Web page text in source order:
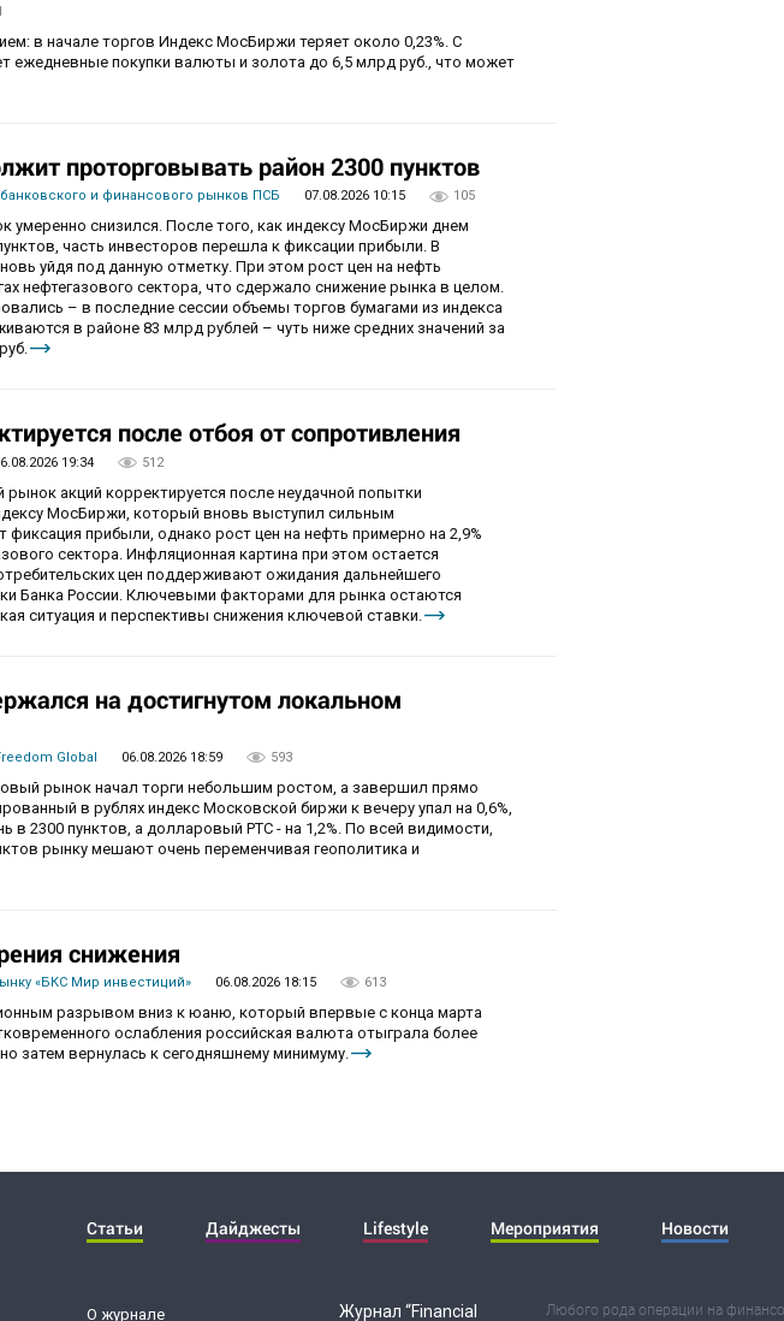
в начале торгов Индекс МосБиржи теряет около 0,23%. С
ежедневные покупки валюты и золота до 6,5 млрд руб., что может
проторговывать район 2300 пунктов
и финансового рынков ПСБ 07.08.2026 10:15 105
умеренно снизился. После того, как индексу МосБиржи днем
часть инвесторов перешла к фиксации прибыли. В
уйдя под данную отметку. При этом рост цен на нефть
нефтегазового сектора, что сдержало снижение рынка в целом.
– в последние сессии объемы торгов бумагами из индекса
в районе 83 млрд рублей – чуть ниже средних значений за
после отбоя от сопротивления
19:34 512
акций корректируется после неудачной попытки
МосБиржи, который вновь выступил сильным
прибыли, однако рост цен на нефть примерно на 2,9%
сектора. Инфляционная картина при этом остается
цен поддерживают ожидания дальнейшего
Банка России. Ключевыми факторами для рынка остаются
ситуация и перспективы снижения ключевой ставки.
на достигнутом локальном
Global 06.08.2026 18:59 593
рынок начал торги небольшим ростом, а завершил прямо
в рублях индекс Московской биржи к вечеру упал на 0,6%,
в 2300 пунктов, а долларовый РТС - на 1,2%. По всей видимости,
рынку мешают очень переменчивая геополитика и
снижения
«БКС Мир инвестиций» 06.08.2026 18:15 613
разрывом вниз к юаню, который впервые с конца марта
ослабления российская валюта отыграла более
затем вернулась к сегодняшнему минимуму.
Статьи Дайджесты Lifestyle Мероприятия Новости
О журнале Журнал “Financial
Любого рода операции на